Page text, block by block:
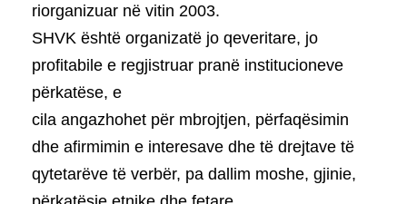
riorganizuar në vitin 2003.
SHVK është organizatë jo qeveritare, jo
profitabile e regjistruar pranë institucioneve
përkatëse, e
cila angazhohet për mbrojtjen, përfaqësimin
dhe afirmimin e interesave dhe të drejtave të
qytetarëve të verbër, pa dallim moshe, gjinie,